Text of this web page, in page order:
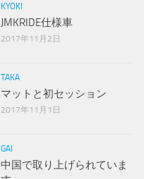
KYOKI
JMKRIDE仕様車
2017年11月2日
TAKA
マットと初セッション
2017年11月1日
GAI
中国で取り上げられていま